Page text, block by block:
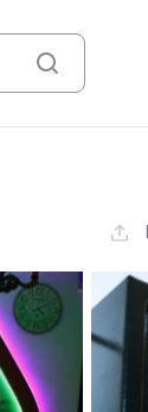
07 серпня